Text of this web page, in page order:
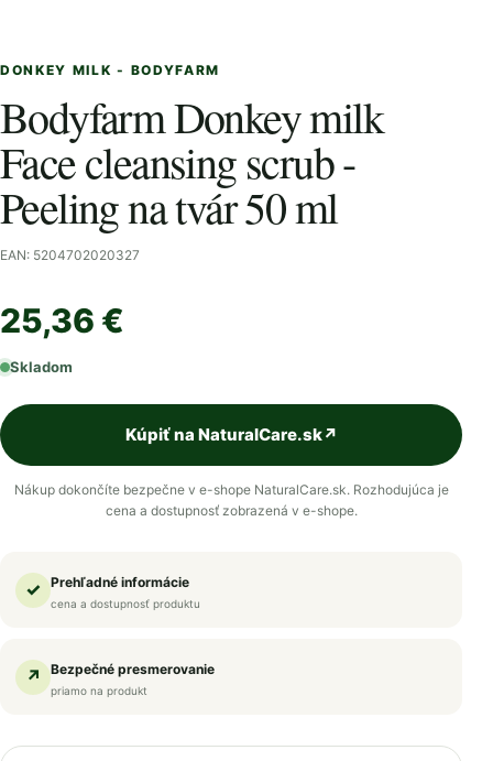
DONKEY MILK - BODYFARM
Bodyfarm Donkey milk
Face cleansing scrub -
Peeling na tvár 50 ml
EAN: 5204702020327
25,36 €
Skladom
Kúpiť na NaturalCare.sk↗
Nákup dokončíte bezpečne v e-shope NaturalCare.sk. Rozhodujúca je
cena a dostupnosť zobrazená v e-shope.
✓ Prehľadné informácie
cena a dostupnosť produktu
↗ Bezpečné presmerovanie
priamo na produkt